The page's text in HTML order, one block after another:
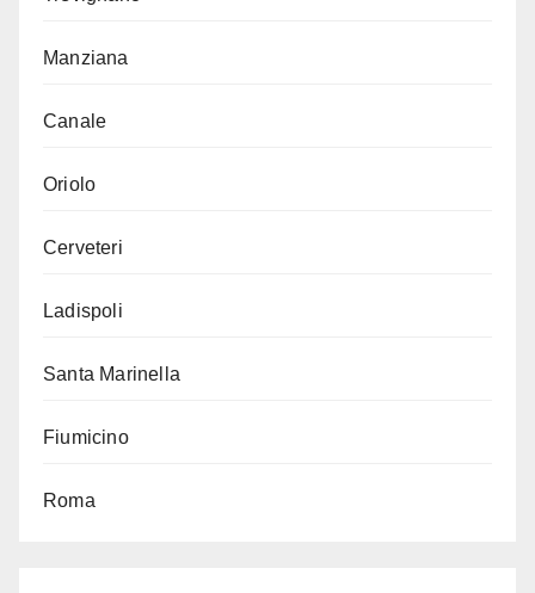
Manziana
Canale
Oriolo
Cerveteri
Ladispoli
Santa Marinella
Fiumicino
Roma